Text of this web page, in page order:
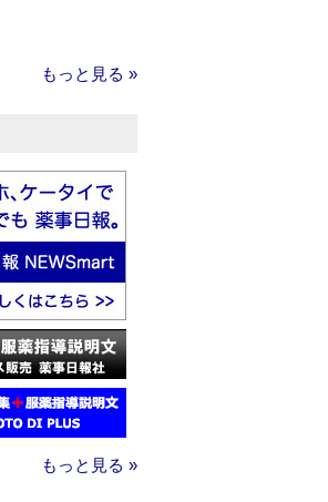
もっと見る »
もっと見る »